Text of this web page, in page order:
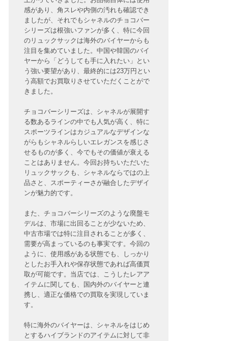
感があり、角スレや内側の汚れも確認でき
ましたが、それでもシャネルのチョコバー
シリーズは根強いファンが多く、特に今回
のリュックサックは海外のバイヤーからも
注目を集めていました。中国や韓国のバイ
ヤーから「どうしても手に入れたい」とい
う強い要望があり、最終的には23万円とい
う高額でお買取りさせていただくことがで
きました。
チョコバーシリーズは、シャネルが展開す
る数あるラインの中でも人気が高く、特に
スポーツラインはカジュアルなデザインな
がらもシャネルらしいエレガンスを感じさ
せるものが多く、今でもその価値が衰える
ことはありません。今回お持ちいただいた
リュックサックも、シャネルならではの上
品さと、スポーティーさが融合したデザイ
ンが魅力的です。
また、チョコバーシリーズのような廃盤モ
デルは、市場に出回ることが少ないため、
中古市場では特に注目されることが多く、
需要が高まっているのも事実です。今回の
ように、使用感がある状態でも、しっかり
としたお手入れや保存状態であれば高価買
取が可能です。当店では、こうしたレアア
イテムに関しても、国内外のバイヤーと連
携し、適正な価格での買取を実現していま
す。
特に海外のバイヤーは、シャネルをはじめ
とするハイブランドのアイテムに対して非